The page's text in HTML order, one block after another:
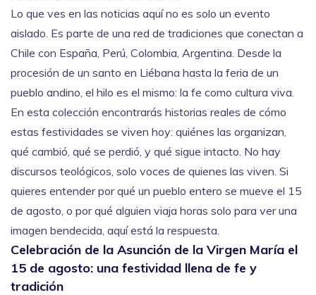
Lo que ves en las noticias aquí no es solo un evento
aislado. Es parte de una red de tradiciones que conectan a
Chile con España, Perú, Colombia, Argentina. Desde la
procesión de un santo en Liébana hasta la feria de un
pueblo andino, el hilo es el mismo: la fe como cultura viva.
En esta colección encontrarás historias reales de cómo
estas festividades se viven hoy: quiénes las organizan,
qué cambió, qué se perdió, y qué sigue intacto. No hay
discursos teológicos, solo voces de quienes las viven. Si
quieres entender por qué un pueblo entero se mueve el 15
de agosto, o por qué alguien viaja horas solo para ver una
imagen bendecida, aquí está la respuesta.
Celebración de la Asunción de la Virgen María el
15 de agosto: una festividad llena de fe y
tradición